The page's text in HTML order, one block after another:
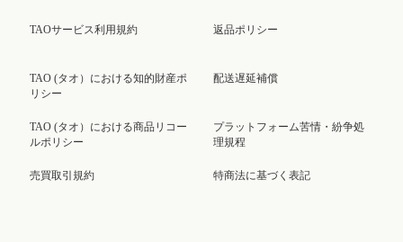
TAOサービス利用規約
TAO (タオ）における知的財産ポ
リシー
TAO (タオ）における商品リコー
ルポリシー
売買取引規約
返品ポリシー
配送遅延補償
プラットフォーム苦情・紛争処
理規程
特商法に基づく表記